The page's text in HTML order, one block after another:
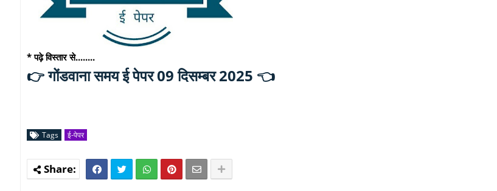
* पढ़े विस्तार से........
👉 गोंडवाना समय ई पेपर 09 दिसम्बर 2025 👈
Tags ई-पेपर